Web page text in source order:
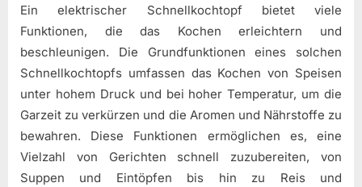
Ein elektrischer Schnellkochtopf bietet viele
Funktionen, die das Kochen erleichtern und
beschleunigen. Die Grundfunktionen eines solchen
Schnellkochtopfs umfassen das Kochen von Speisen
unter hohem Druck und bei hoher Temperatur, um die
Garzeit zu verkürzen und die Aromen und Nährstoffe zu
bewahren. Diese Funktionen ermöglichen es, eine
Vielzahl von Gerichten schnell zuzubereiten, von
Suppen und Eintöpfen bis hin zu Reis und